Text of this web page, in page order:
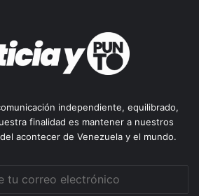
independiente, equilibrado,
finalidad es mantener a nuestros
acontecer de Venezuela y el mundo.